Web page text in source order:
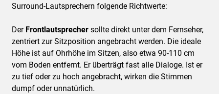
Surround-Lautsprechern folgende Richtwerte:
Der Frontlautsprecher sollte direkt unter dem Fernseher,
zentriert zur Sitzposition angebracht werden. Die ideale
Höhe ist auf Ohrhöhe im Sitzen, also etwa 90-110 cm
vom Boden entfernt. Er überträgt fast alle Dialoge. Ist er
zu tief oder zu hoch angebracht, wirken die Stimmen
dumpf oder unnatürlich.